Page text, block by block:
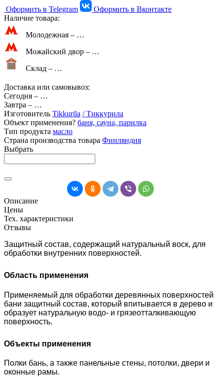
Оформить в Telegram
Оформить в Вконтакте
Наличие товара:
Молодежная – …
Можайский двор – …
Склад – …
Доставка или самовывоз:
Сегодня – …
Завтра – …
Изготовитель Tikkurila / Тиккурила
Объект применения? баня, сауна, парилка
Тип продукта масло
Страна производства товара Финляндия
Выбрать
Описание
Цены
Тех. характеристики
Отзывы
Защитный состав, содержащий натуральный воск, для
обработки внутренних поверхностей.
Область применения
Применяемый для обработки деревянных поверхностей
бани защитный состав, который впитывается в дерево и
образует натуральную водо- и грязеотталкивающую
поверхность.
Объекты применения
Полки бань, а также панельные стены, потолки, двери и
оконные рамы.